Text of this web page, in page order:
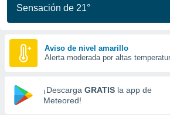
calidad.
a este
las
y
forma
digital
basada
Sensación de 21°
Aviso de nivel amarillo
Alerta moderada por altas
¡Descarga GRATIS la app de
Meteored!